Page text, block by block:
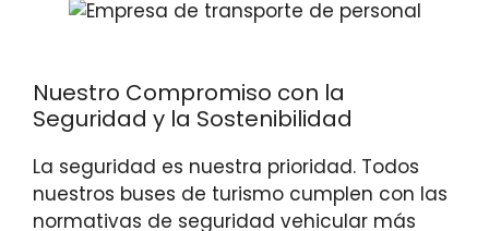
Nuestro Compromiso con la
Seguridad y la Sostenibilidad
La seguridad es nuestra prioridad. Todos
nuestros buses de turismo cumplen con las
normativas de seguridad vehicular más